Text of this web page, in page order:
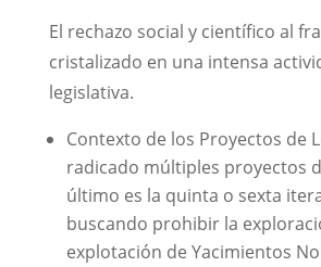
El rechazo social y científico al
cristalizado en una intensa
legislativa.
Contexto de los Proyectos de
radicado múltiples proyectos
último es la quinta o sexta
buscando prohibir la
explotación de Yacimientos No